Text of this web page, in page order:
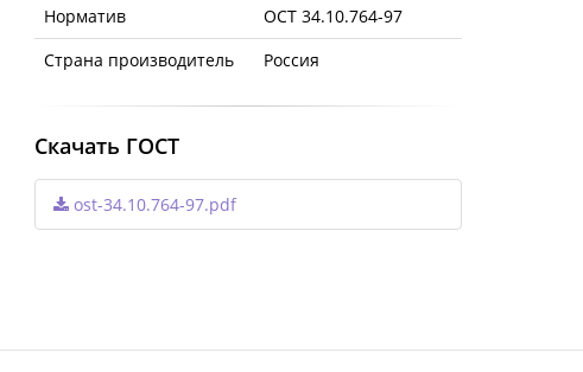
Норматив
ОСТ 34.10.764-97
Страна производитель
Россия
Скачать ГОСТ
ost-34.10.764-97.pdf